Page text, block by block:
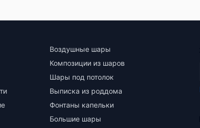
Воздушные шары
Композиции из шаров
Шары под потолок
Выписка из роддома
Фонтаны капельки
Большие шары